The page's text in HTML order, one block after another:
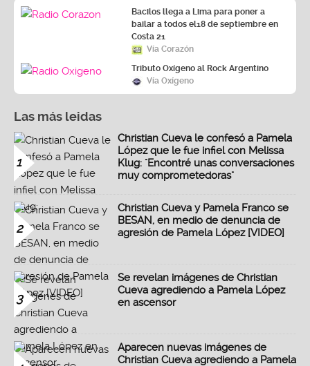
Bacilos llega a Lima para poner a
bailar a todos el18 de septiembre en
Costa 21
Vía Corazón
Tributo Oxígeno al Rock Argentino
Vía Oxígeno
Las más leidas
1
Christian Cueva le confesó a Pamela
López que le fue infiel con Melissa
Klug: "Encontré unas conversaciones
muy comprometedoras"
2
Christian Cueva y Pamela Franco se
BESAN, en medio de denuncia de
agresión de Pamela López [VIDEO]
3
Se revelan imágenes de Christian
Cueva agrediendo a Pamela López
en ascensor
Aparecen nuevas imágenes de
Christian Cueva agrediendo a Pamela